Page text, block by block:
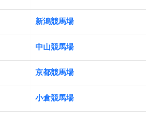
新潟競馬場
中山競馬場
京都競馬場
小倉競馬場